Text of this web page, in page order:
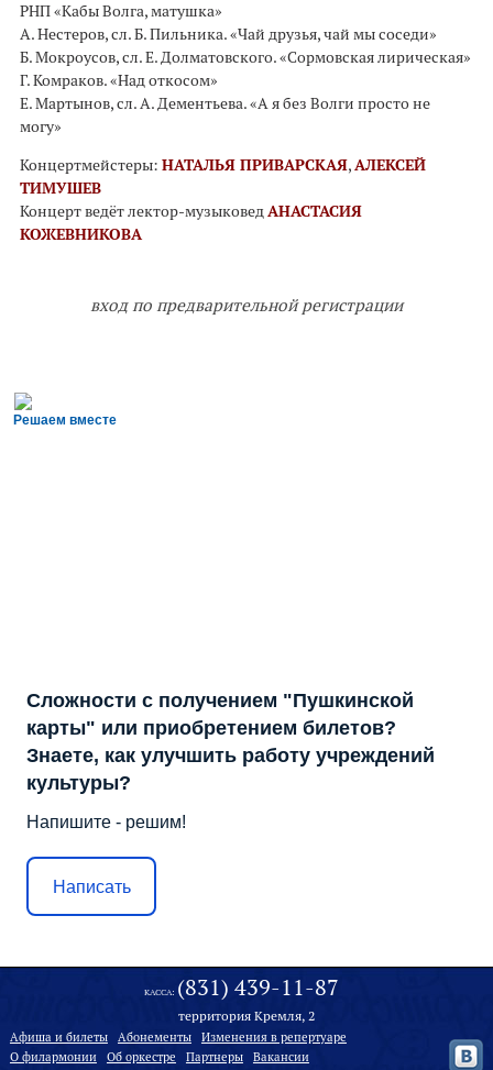
РНП «Кабы Волга, матушка»
А. Нестеров, сл. Б. Пильника. «Чай друзья, чай мы соседи»
Б. Мокроусов, сл. Е. Долматовского. «Сормовская лирическая»
Г. Комраков. «Над откосом»
Е. Мартынов, сл. А. Дементьева. «А я без Волги просто не
могу»
Концертмейстеры: НАТАЛЬЯ ПРИВАРСКАЯ,АЛЕКСЕЙ
ТИМУШЕВ
Концерт ведёт лектор-музыковедАНАСТАСИЯ
КОЖЕВНИКОВА
вход по предварительной регистрации
Решаем вместе
Сложности с получением "Пушкинской
карты" или приобретением билетов?
Знаете, как улучшить работу учреждений
культуры?
Напишите - решим!
Написать
КАССА: (831) 439-11-87
территория Кремля, 2
Афиша и билеты Абонементы
Изменения в репертуаре
О филармонии
Oб оркестре Партнеры
Вакансии